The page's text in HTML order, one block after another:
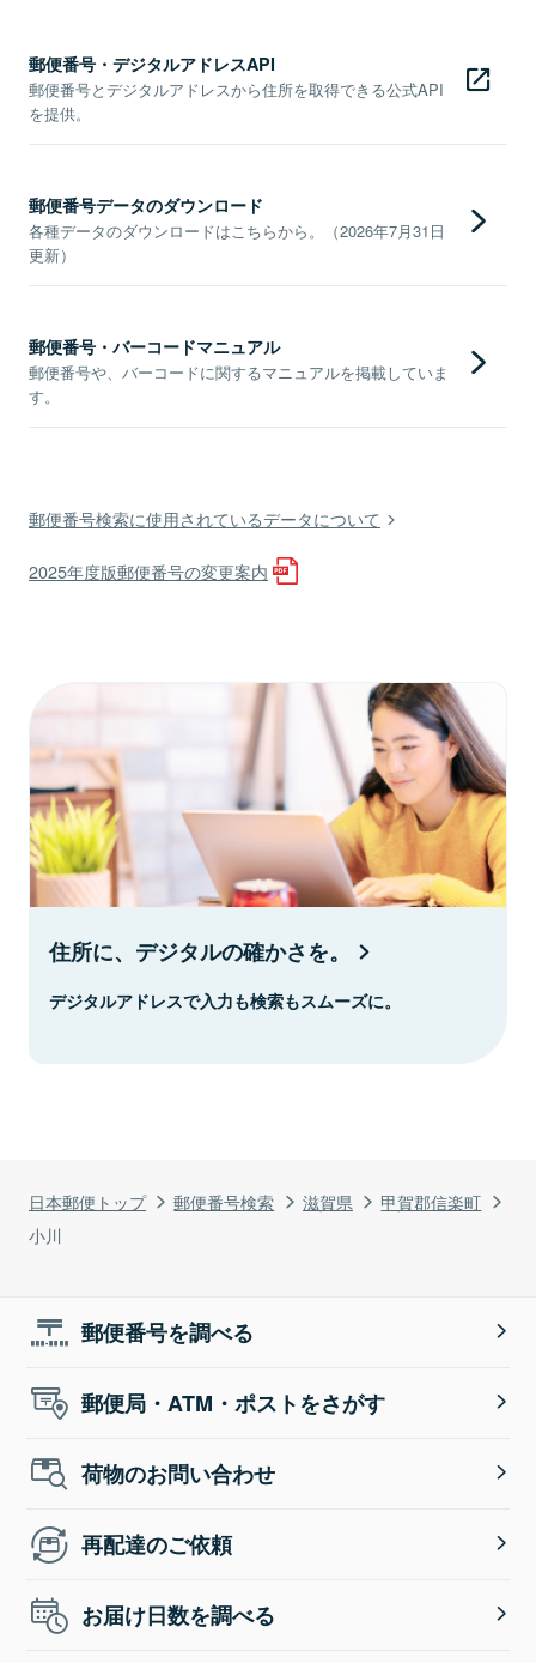
日本郵便トップ 郵便番号検索 滋賀県
甲賀郡信楽町
小川
郵便番号・デジタルアドレスAPI
郵便番号とデジタルアドレスから住所を取得できる公式API
を提供。
郵便番号データのダウンロード
各種データのダウンロードはこちらから。（2026年7月31日
更新）
郵便番号・バーコードマニュアル
郵便番号や、バーコードに関するマニュアルを掲載していま
す。
郵便番号検索に使用されているデータについて
2025年度版郵便番号の変更案内
住所に、デジタルの確かさを。
デジタルアドレスで入力も検索もスムーズに。
郵便番号を調べる
郵便局・ATM・ポストをさがす
荷物のお問い合わせ
再配達のご依頼
お届け日数を調べる